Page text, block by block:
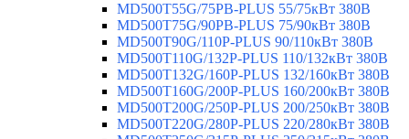
MD500T55G/75PB-PLUS 55/75кВт 380В
MD500T75G/90PB-PLUS 75/90кВт 380В
MD500T90G/110P-PLUS 90/110кВт 380В
MD500T110G/132P-PLUS 110/132кВт 380В
MD500T132G/160P-PLUS 132/160кВт 380В
MD500T160G/200P-PLUS 160/200кВт 380В
MD500T200G/250P-PLUS 200/250кВт 380В
MD500T220G/280P-PLUS 220/280кВт 380В